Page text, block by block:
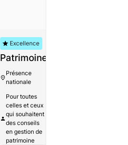
Auguste
Patrimoine
Présence
nationale
Pour toutes
celles et ceux
qui souhaitent
des conseils
en gestion de
patrimoine
Excellence